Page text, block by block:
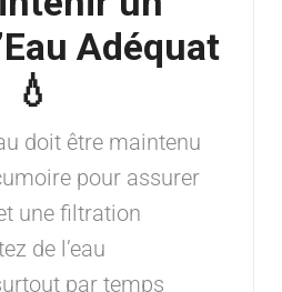
Adéquat
💧
doit être maintenu
pour assurer
une filtration
de l’eau
par temps